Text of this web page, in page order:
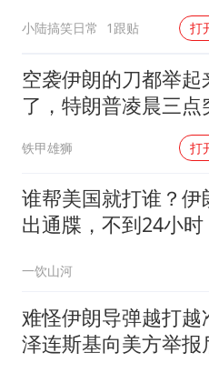
小陆搞笑日常 1跟贴 打
空袭伊朗的刀都举起
了，特朗普凌晨三点
铁甲雄狮 打
谁帮美国就打谁？伊
出通牒，不到24小时
一饮山河
难怪伊朗导弹越打越
泽连斯基向美方举报